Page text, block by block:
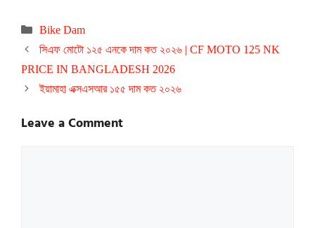
Categories
Bike Dam
সিএফ মোটো ১২৫ এনকে দাম কত ২০২৬ | CF MOTO 125 NK
PRICE IN BANGLADESH 2026
ইয়ামাহা এক্সএসআর ১৫৫ দাম কত ২০২৬
Leave a Comment